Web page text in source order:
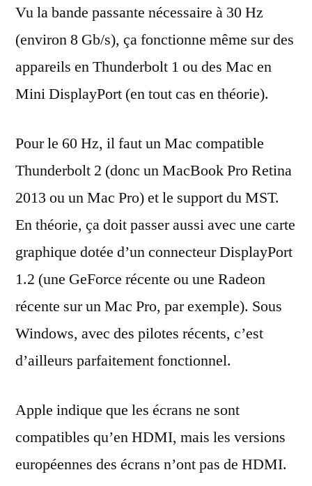
Vu la bande passante nécessaire à 30 Hz
(environ 8 Gb/s), ça fonctionne même sur des
appareils en Thunderbolt 1 ou des Mac en
Mini DisplayPort (en tout cas en théorie).
Pour le 60 Hz, il faut un Mac compatible
Thunderbolt 2 (donc un MacBook Pro Retina
2013 ou un Mac Pro) et le support du MST.
En théorie, ça doit passer aussi avec une carte
graphique dotée d’un connecteur DisplayPort
1.2 (une GeForce récente ou une Radeon
récente sur un Mac Pro, par exemple). Sous
Windows, avec des pilotes récents, c’est
d’ailleurs parfaitement fonctionnel.
Apple indique que les écrans ne sont
compatibles qu’en HDMI, mais les versions
européennes des écrans n’ont pas de HDMI.